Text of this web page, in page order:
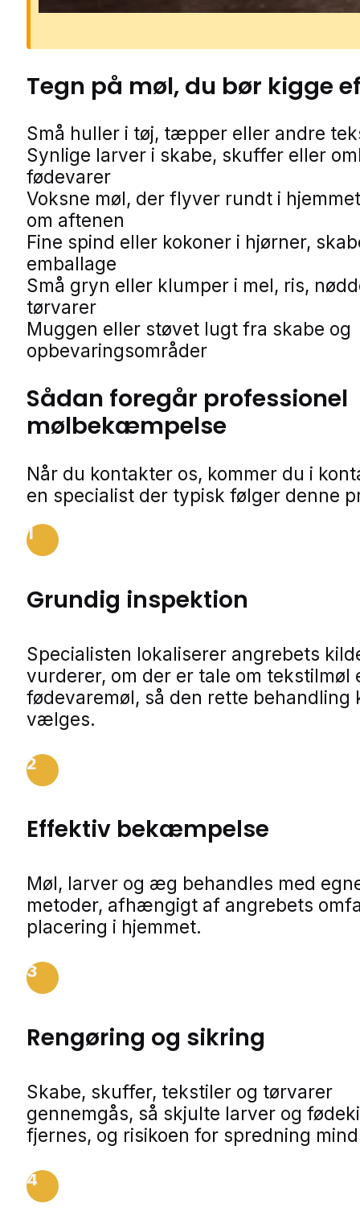
Tegn på møl, du bør kigge
Små huller i tøj, tæpper eller andre
Synlige larver i skabe, skuffer eller
fødevarer
Voksne møl, der flyver rundt i
om aftenen
Fine spind eller kokoner i hjørner,
emballage
Små gryn eller klumper i mel, ris,
tørvarer
Muggen eller støvet lugt fra skabe og
opbevaringsområder
Sådan foregår professionel
mølbekæmpelse
Når du kontakter os, kommer du i
en specialist der typisk følger denne
1
Grundig inspektion
Specialisten lokaliserer angrebets
vurderer, om der er tale om tekstilmøl
fødevaremøl, så den rette behandling
vælges.
2
Effektiv bekæmpelse
Møl, larver og æg behandles med
metoder, afhængigt af angrebets
placering i hjemmet.
3
Rengøring og sikring
Skabe, skuffer, tekstiler og tørvarer
gennemgås, så skjulte larver og
fjernes, og risikoen for spredning
4